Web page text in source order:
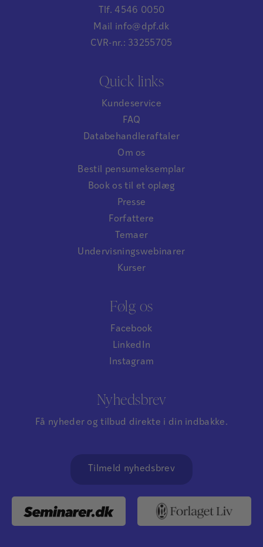
Tlf. 4546 0050
Mail info@dpf.dk
CVR-nr.: 33255705
Quick links
Kundeservice
FAQ
Databehandleraftaler
Om os
Bestil pensumeksemplar
Book os til et oplæg
Presse
Forfattere
Temaer
Undervisningswebinarer
Kurser
Følg os
Facebook
LinkedIn
Instagram
Nyhedsbrev
Få nyheder og tilbud direkte i din indbakke.
Tilmeld nyhedsbrev